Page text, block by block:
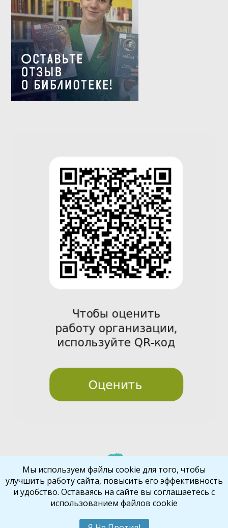
vio
t
Библиокрай© 2026
Шаблон от
WP Puzzle
Мы используем файлы cookie для того, чтобы
улучшить работу сайта, повысить его эффективность
и удобство. Оставаясь на сайте вы соглашаетесь с
использованием файлов cookie